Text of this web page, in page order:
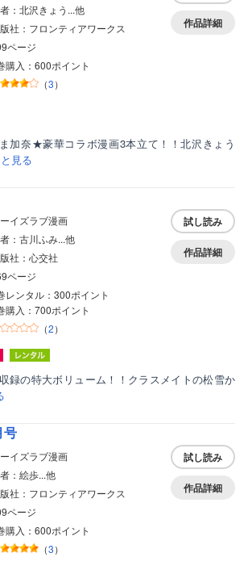
：北沢きょう...他
社：フロンティアワークス
ページ
購入：600ポイント
（3）
作品詳細
加奈★豪華コラボ漫画3本立て！！北沢きょう
見る
イズラブ漫画
：古川ふみ...他
社：心交社
ページ
レンタル：300ポイント
購入：700ポイント
（2）
試し読み
作品詳細
録の特大ボリューム！！クラスメイトの松雪か
号
イズラブ漫画
：絵歩...他
社：フロンティアワークス
ページ
購入：600ポイント
（3）
試し読み
作品詳細